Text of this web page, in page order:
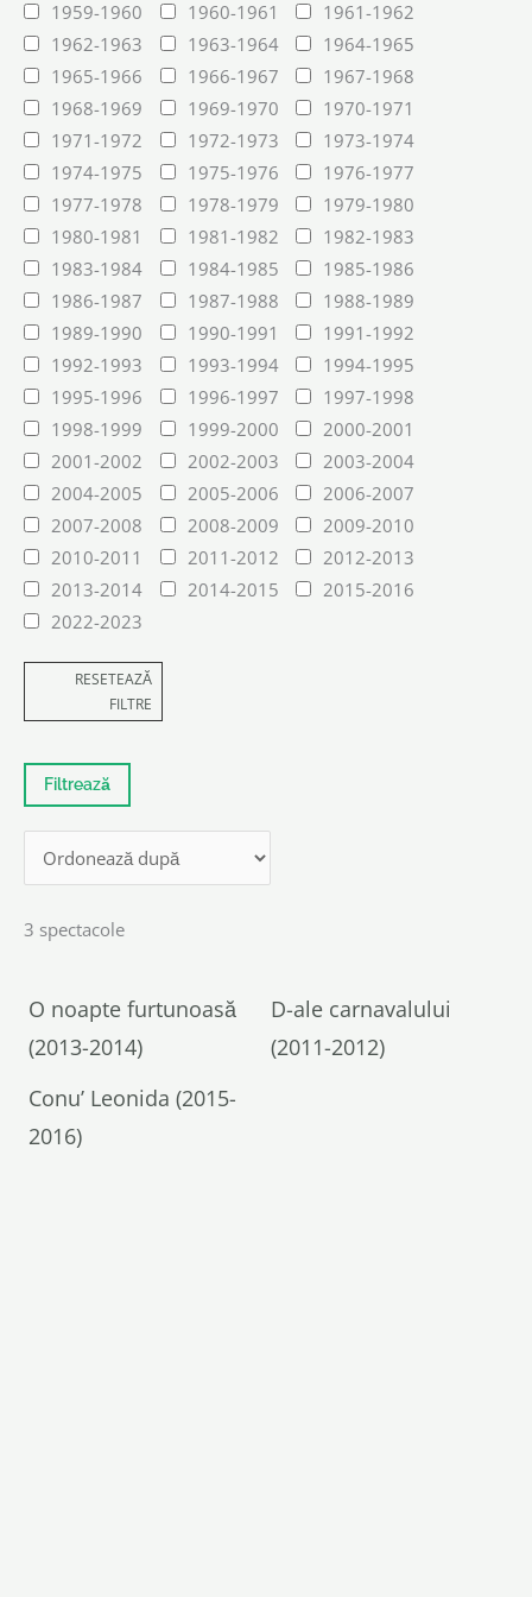
1959-1960
1960-1961
1961-1962
1962-1963
1963-1964
1964-1965
1965-1966
1966-1967
1967-1968
1968-1969
1969-1970
1970-1971
1971-1972
1972-1973
1973-1974
1974-1975
1975-1976
1976-1977
1977-1978
1978-1979
1979-1980
1980-1981
1981-1982
1982-1983
1983-1984
1984-1985
1985-1986
1986-1987
1987-1988
1988-1989
1989-1990
1990-1991
1991-1992
1992-1993
1993-1994
1994-1995
1995-1996
1996-1997
1997-1998
1998-1999
1999-2000
2000-2001
2001-2002
2002-2003
2003-2004
2004-2005
2005-2006
2006-2007
2007-2008
2008-2009
2009-2010
2010-2011
2011-2012
2012-2013
2013-2014
2014-2015
2015-2016
2022-2023
RESETEAZĂ
FILTRE
3 spectacole
O noapte furtunoasă
(2013-2014)
D-ale carnavalului
(2011-2012)
Conu’ Leonida (2015-
2016)